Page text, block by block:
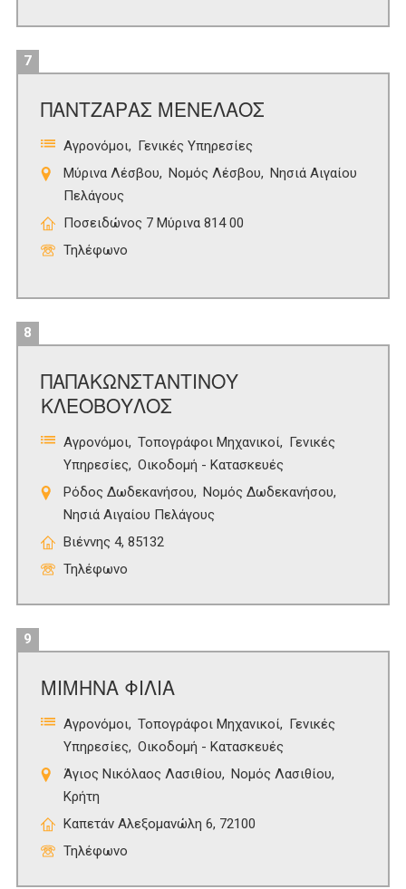
7
ΠΑΝΤΖΑΡΑΣ ΜΕΝΕΛΑΟΣ
Αγρονόμοι
Γενικές Υπηρεσίες
Μύρινα Λέσβου
Νομός Λέσβου
Νησιά Αιγαίου
Πελάγους
Ποσειδώνος 7 Μύρινα 814 00
Τηλέφωνο
8
ΠΑΠΑΚΩΝΣΤΑΝΤΙΝΟΥ
ΚΛΕΟΒΟΥΛΟΣ
Αγρονόμοι Τοπογράφοι Μηχανικοί
Γενικές
Υπηρεσίες
Οικοδομή - Κατασκευές
Ρόδος Δωδεκανήσου
Νομός Δωδεκανήσου
Νησιά Αιγαίου Πελάγους
Βιέννης 4, 85132
Τηλέφωνο
9
ΜΙΜΗΝΑ ΦΙΛΙΑ
Αγρονόμοι Τοπογράφοι Μηχανικοί
Γενικές
Υπηρεσίες
Οικοδομή - Κατασκευές
Άγιος Νικόλαος Λασιθίου
Νομός Λασιθίου
Κρήτη
Καπετάν Αλεξομανώλη 6, 72100
Τηλέφωνο